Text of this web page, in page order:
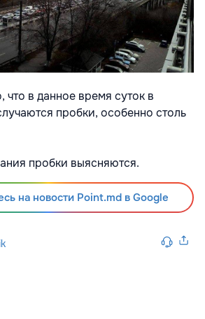
что в данное время суток в
пробки, особенно столь
пробки выясняются.
на новости Point.md в Google